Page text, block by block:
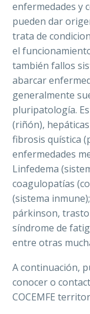
enfermedades y
pueden dar
trata de
el
también fallos
abarcar
generalmente
pluripatología.
(riñón),
fibrosis quística
enfermedades
Linfedema
coagulopatías
(sistema
párkinson,
síndrome de
entre otras
A continuación,
conocer o
COCEMFE